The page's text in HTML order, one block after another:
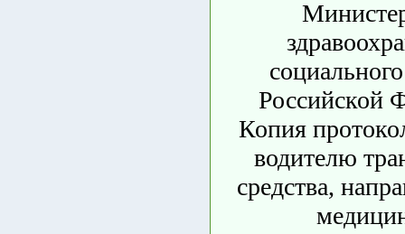
Российской
Копия
водителю
средства,